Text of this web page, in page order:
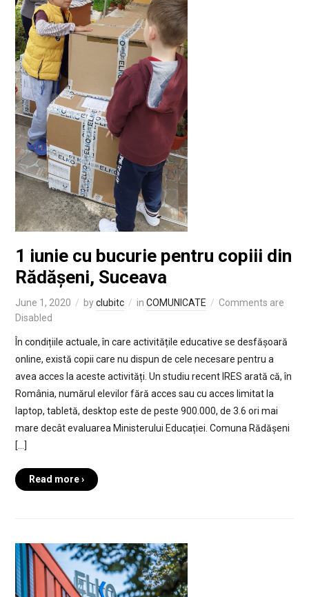
1 iunie cu bucurie pentru copiii din
Rădășeni, Suceava
June 1, 2020 byclubitc in COMUNICATE
Comments are
Disabled
În condițiile actuale, în care activitățile educative se desfășoară
online, există copii care nu dispun de cele necesare pentru a
avea acces la aceste activități. Un studiu recent IRES arată că, în
România, numărul elevilor fără acces sau cu acces limitat la
laptop, tabletă, desktop este de peste 900.000, de 3.6 ori mai
mare decât evaluarea Ministerului Educației. Comuna Rădășeni
[…]
Read more ›